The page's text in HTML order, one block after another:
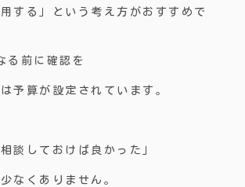
する」という考え方がおすすめで
る前に確認を
予算が設定されています。
談しておけば良かった」
なくありません。